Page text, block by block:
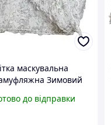
маскувальна
Зимовий
для авто, техніки
до відправки